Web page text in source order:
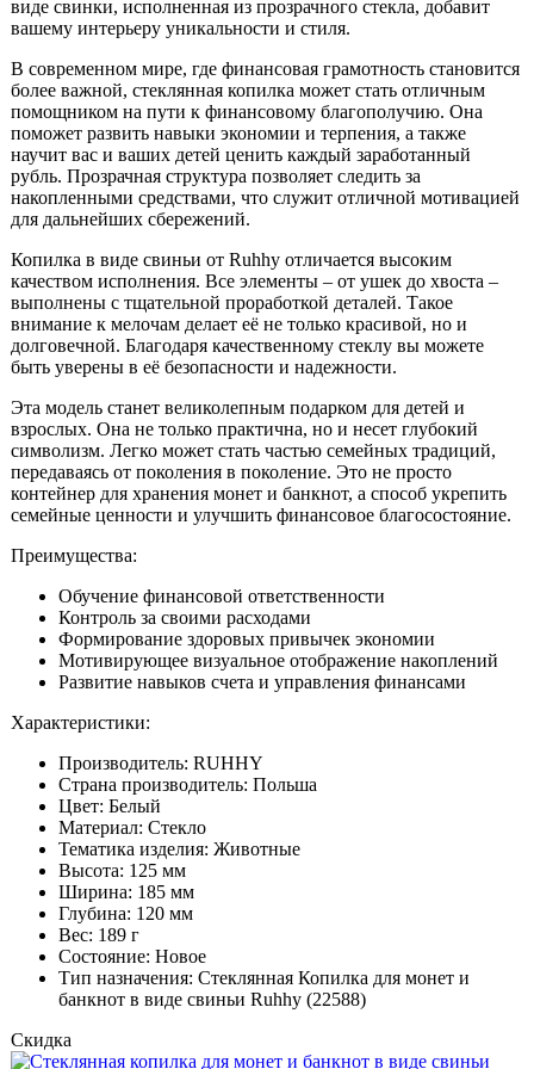
виде свинки, исполненная из прозрачного стекла, добавит
вашему интерьеру уникальности и стиля.
В современном мире, где финансовая грамотность становится
более важной, стеклянная копилка может стать отличным
помощником на пути к финансовому благополучию. Она
поможет развить навыки экономии и терпения, а также
научит вас и ваших детей ценить каждый заработанный
рубль. Прозрачная структура позволяет следить за
накопленными средствами, что служит отличной мотивацией
для дальнейших сбережений.
Копилка в виде свиньи от Ruhhy отличается высоким
качеством исполнения. Все элементы – от ушек до хвоста –
выполнены с тщательной проработкой деталей. Такое
внимание к мелочам делает её не только красивой, но и
долговечной. Благодаря качественному стеклу вы можете
быть уверены в её безопасности и надежности.
Эта модель станет великолепным подарком для детей и
взрослых. Она не только практична, но и несет глубокий
символизм. Легко может стать частью семейных традиций,
передаваясь от поколения в поколение. Это не просто
контейнер для хранения монет и банкнот, а способ укрепить
семейные ценности и улучшить финансовое благосостояние.
Преимущества:
Обучение финансовой ответственности
Контроль за своими расходами
Формирование здоровых привычек экономии
Мотивирующее визуальное отображение накоплений
Развитие навыков счета и управления финансами
Характеристики:
Производитель: RUHHY
Страна производитель: Польша
Цвет: Белый
Материал: Стекло
Тематика изделия: Животные
Высота: 125 мм
Ширина: 185 мм
Глубина: 120 мм
Вес: 189 г
Состояние: Новое
Тип назначения: Стеклянная Копилка для монет и
банкнот в виде свиньи Ruhhy (22588)
Скидка